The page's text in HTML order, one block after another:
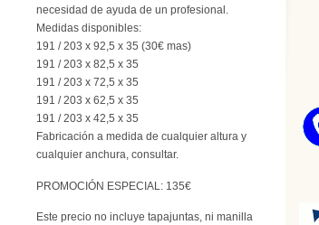
necesidad de ayuda de un profesional.
Medidas disponibles:
191 / 203 x 92,5 x 35 (30€ mas)
191 / 203 x 82,5 x 35
191 / 203 x 72,5 x 35
191 / 203 x 62,5 x 35
191 / 203 x 42,5 x 35
Fabricación a medida de cualquier altura y
cualquier anchura, consultar.
PROMOCIÓN ESPECIAL: 135€
Este precio no incluye tapajuntas, ni manilla